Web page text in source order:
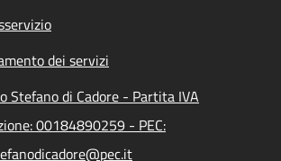
dei servizi
Stefano di Cadore - Partita IVA
00184890259 - PEC: